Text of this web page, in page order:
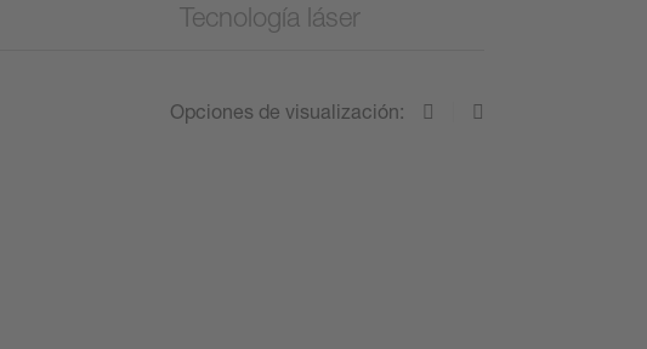
Tecnología láser
Opciones de visualización: